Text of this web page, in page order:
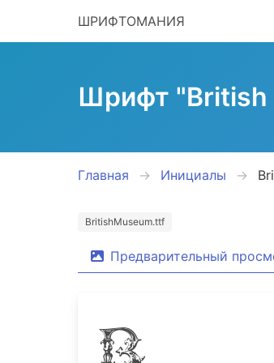
ШРИФТОМАНИЯ
Шрифт "British
Главная Инициалы
BritishMuseum.ttf
Предварительный